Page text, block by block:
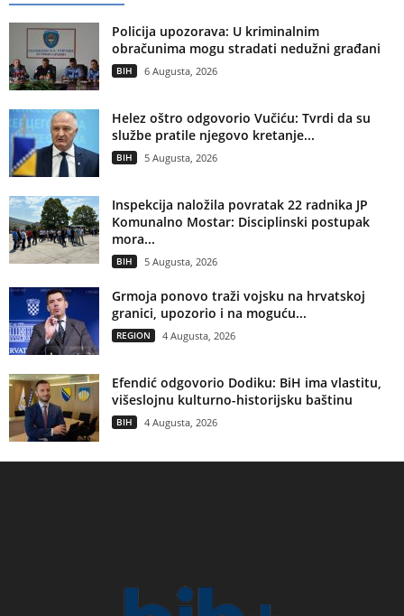
Policija upozorava: U kriminalnim
obračunima mogu stradati nedužni građani
BIH 6 Augusta, 2026
Helez oštro odgovorio Vučiću: Tvrdi da su
službe pratile njegovo kretanje...
BIH 5 Augusta, 2026
Inspekcija naložila povratak 22 radnika JP
Komunalno Mostar: Disciplinski postupak
mora...
BIH 5 Augusta, 2026
Grmoja ponovo traži vojsku na hrvatskoj
granici, upozorio i na moguću...
REGION 4 Augusta, 2026
Efendić odgovorio Dodiku: BiH ima vlastitu,
višeslojnu kulturno-historijsku baštinu
BIH 4 Augusta, 2026